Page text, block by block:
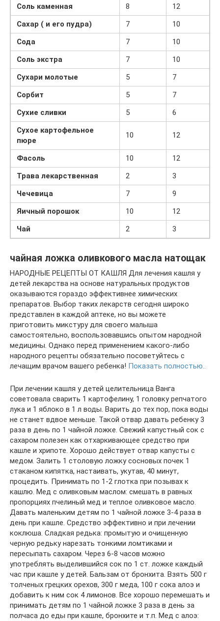
Соль каменная 8
12
Сахар ( и его пудра)
7
10
Сода
7
10
Соль экстра
7
10
Сухари молотые
5
7
Сорбит
5
7
Сухие сливки
5
6
Сухое картофельное
пюре
10 12
Фасоль 10
12
Трава лекарственная
2
3
Чечевица
7
9
Яичный порошок
10
12
Чай
2 3
чайная ложка оливкового масла натощак
НАРОДНЫЕ РЕЦЕПТЫ ОТ КАШЛЯ Для лечения кашля у
детей лекарства на основе натуральных продуктов
оказываются гораздо эффективнее химических
препаратов. Выбор таких лекарств сегодня широко
представлен в каждой аптеке, но вы можете
приготовить микстуру для своего малыша
самостоятельно, воспользовавшись опытом народной
медицины. Однако перед применением какого-либо
народного рецепты обязательно посоветуйтесь с
лечащим врачом вашего ребенка! Показать полностью..
При лечении кашля у детей целительница Ванга
советовала сварить 1 картофелину, 1 головку репчатого
лука и 1 яблоко в 1 л воды. Варить до тех пор, пока воды
не станет вдвое меньше. Такой отвар давать ребенку 3
раза в день по 1 чайной ложке. Свежий капустный сок с
сахаром полезен как отхаркивающее средство при
кашле и хрипоте. Хорошо действует отвар капусты с
медом. Залить 1 столовую ложку сосновых почек 1
стаканом кипятка, настаивать, укутав, 40 минут,
процедить. Принимать по 1-2 глотка при позывах к
кашлю. Мед с оливковым маслом: смешать в равных
пропорциях пчелиный мед и теплое оливковое масло.
Давать маленьким детям по 1 чайной ложке 3-4 раза в
день при кашле. Средство эффективно и при лечении
коклюша. Сладкая редька: промытую и очищенную
черную редьку нарезать тонкими ломтиками и
пересыпать сахаром. Через 6-8 часов можно
употреблять выделившийся сок по 1 ст. ложке каждый
час при кашле у детей. Бальзам от бронхита. Взять 500 г
толченых грецких орехов, 300 г меда, 100 г сока алоэ и
добавить к ним сок 4 лимонов. Все хорошо перемешать и
принимать детям по 1 чайной ложке 3 раза в день за
полчаса до еды при кашле, бронхите и т.п. Мед с алоэ: